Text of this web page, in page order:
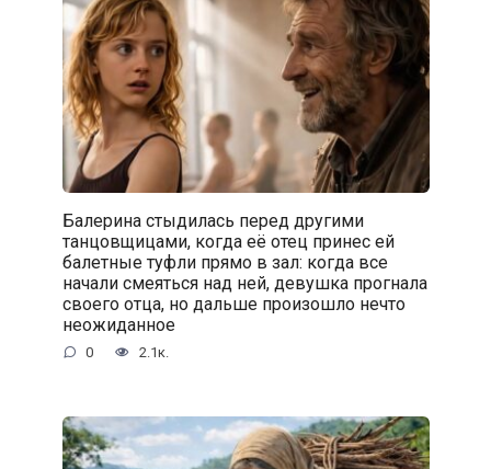
Балерина стыдилась перед другими
танцовщицами, когда её отец принес ей
балетные туфли прямо в зал: когда все
начали смеяться над ней, девушка прогнала
своего отца, но дальше произошло нечто
неожиданное
0 2.1к.